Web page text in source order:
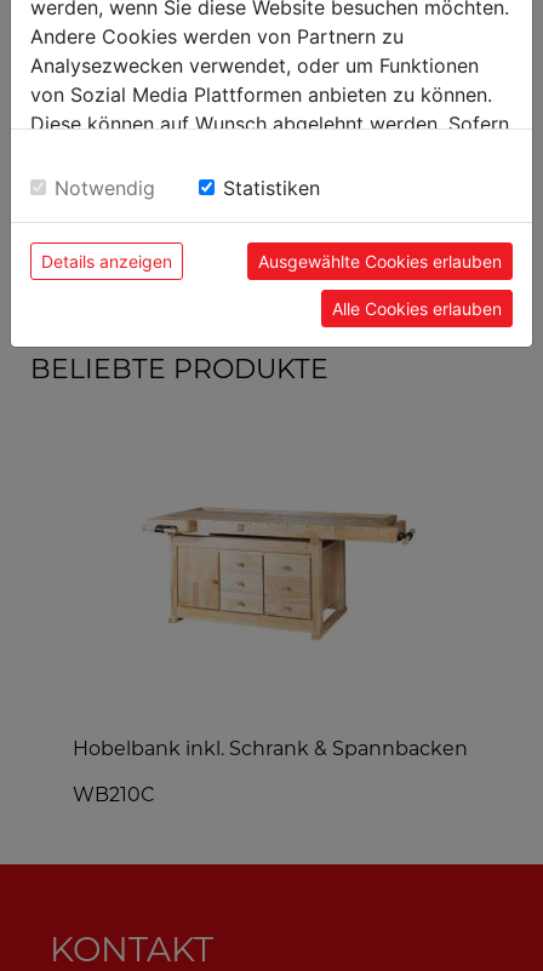
Verpackungshöhe in mm
Verpackungsbreite in mm
315
Verpackungslänge in mm
485
Allgemeine Daten
EAN Code
9120039900452
BELIEBTE PRODUKTE
Hobelbank inkl. Schrank & Spannbacken
WB210C
KONTAKT
werden, wenn Sie diese Website besuchen möchten.
Andere Cookies werden von Partnern zu
Analysezwecken verwendet, oder um Funktionen
von Sozial Media Plattformen anbieten zu können.
Diese können auf Wunsch abgelehnt werden. Sofern
Einwilligung zu unseren Cookies.
Notwendig Statistiken
Details anzeigen Ausgewählte Cookies erlauben
Alle Cookies erlauben